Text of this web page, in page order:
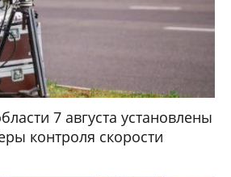
7 августа установлены
контроля скорости